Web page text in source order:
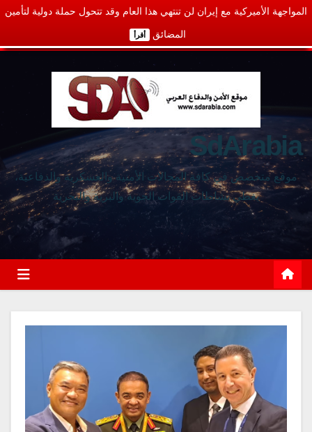
المواجهة الأميركية مع إيران لن تنتهي هذا العام وقد تتحول حملة دولية لتأمين
المضائق أقرأ
SdArabia
موقع متخصص في كافة المجالات الأمنية والعسكرية والدفاعية،
يغطي نشاطات القوات الجوية والبرية والبحرية